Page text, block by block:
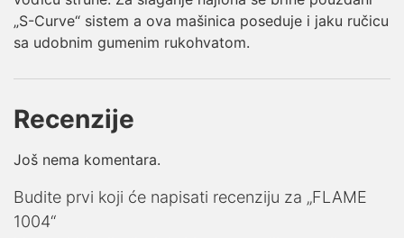
„S-Curve“ sistem a ova mašinica poseduje i jaku ručicu
sa udobnim gumenim rukohvatom.
Recenzije
Još nema komentara.
Budite prvi koji će napisati recenziju za „FLAME
1004“